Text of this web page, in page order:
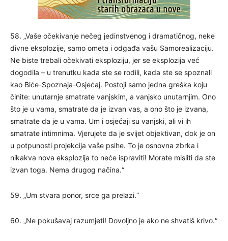
58. „Vaše očekivanje nečeg jedinstvenog i dramatičnog, neke
divne eksplozije, samo ometa i odgađa vašu Samorealizaciju.
Ne biste trebali očekivati eksploziju, jer se eksplozija već
dogodila – u trenutku kada ste se rodili, kada ste se spoznali
kao Biće-Spoznaja-Osjećaj. Postoji samo jedna greška koju
činite: unutarnje smatrate vanjskim, a vanjsko unutarnjim. Ono
što je u vama, smatrate da je izvan vas, a ono što je izvana,
smatrate da je u vama. Um i osjećaji su vanjski, ali vi ih
smatrate intimnima. Vjerujete da je svijet objektivan, dok je on
u potpunosti projekcija vaše psihe. To je osnovna zbrka i
nikakva nova eksplozija to neće ispraviti! Morate misliti da ste
izvan toga. Nema drugog načina.“
59. „Um stvara ponor, srce ga prelazi.“
60. „Ne pokušavaj razumjeti! Dovoljno je ako ne shvatiš krivo.“